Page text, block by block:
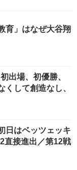
育」はなぜ大谷翔
出場、初優勝、
くして創造なし、
日はベッツェッキ
直接進出／第12戦